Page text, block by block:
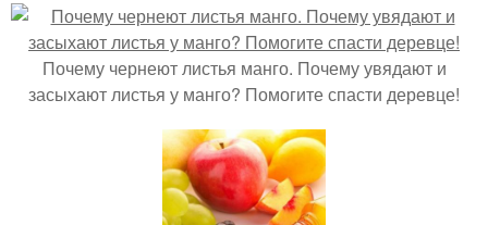
Почему чернеют листья манго. Почему увядают и
засыхают листья у манго? Помогите спасти деревце!